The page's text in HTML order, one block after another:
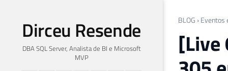
Dirceu Resende
DBA SQL Server, Analista de BI e Microsoft
MVP
BLOG › Eventos
[Live